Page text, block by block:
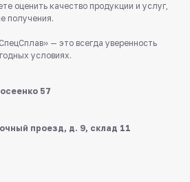
оценить качество продукции и услуг,
получения.
— это всегда уверенность
условиях.
57
проезд, д. 9, склад 11